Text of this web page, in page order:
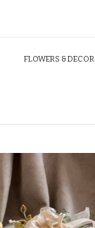
FLOWERS & DECOR